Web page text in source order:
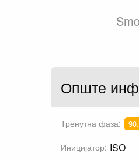
Опште
Тренутна фаза:
Иницијатор: ISO